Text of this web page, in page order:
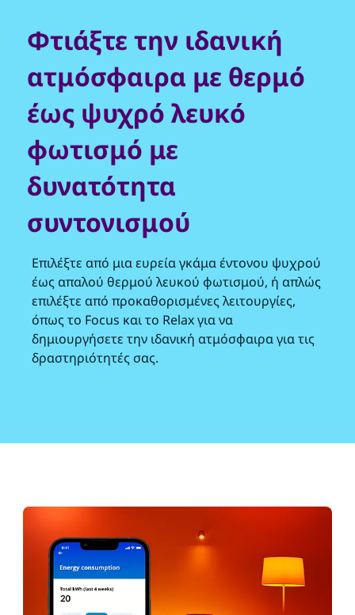
Φτιάξτε την ιδανική
ατμόσφαιρα με θερμό
έως ψυχρό λευκό
φωτισμό με
δυνατότητα
συντονισμού
Επιλέξτε από μια ευρεία γκάμα έντονου ψυχρού
έως απαλού θερμού λευκού φωτισμού, ή απλώς
επιλέξτε από προκαθορισμένες λειτουργίες,
όπως το Focus και το Relax για να
δημιουργήσετε την ιδανική ατμόσφαιρα για τις
δραστηριότητές σας.